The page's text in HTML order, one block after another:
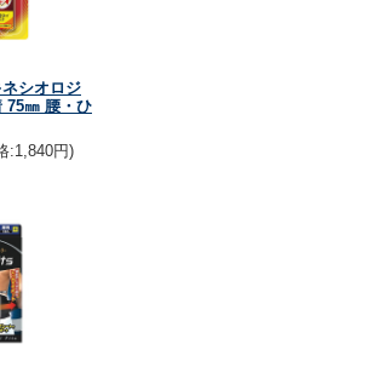
シオロジ
75㎜ 腰・ひ
:1,840円)